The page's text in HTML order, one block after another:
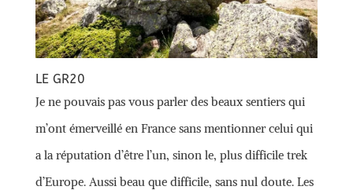
LE GR20
Je ne pouvais pas vous parler des beaux sentiers qui
m’ont émerveillé en France sans mentionner celui qui
a la réputation d’être l’un, sinon le, plus difficile trek
d’Europe. Aussi beau que difficile, sans nul doute. Les